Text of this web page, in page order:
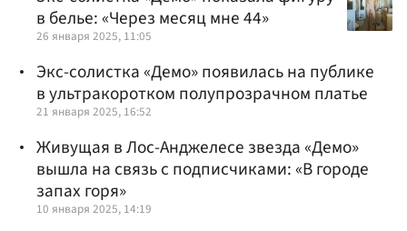
в белье: «Через месяц мне 44»
26 января 2025, 11:05
Экс-солистка «Демо» появилась на публике
в ультракоротком полупрозрачном платье
21 января 2025, 16:52
Живущая в Лос-Анджелесе звезда «Демо»
вышла на связь с подписчиками: «В городе
запах горя»
10 января 2025, 14:19